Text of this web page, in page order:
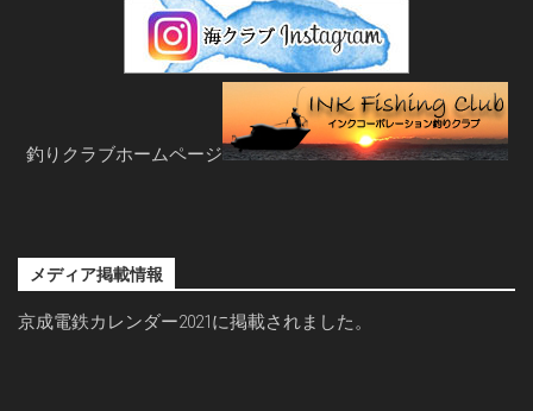
釣りクラブホームページ
メディア掲載情報
京成電鉄カレンダー2021に掲載されました。